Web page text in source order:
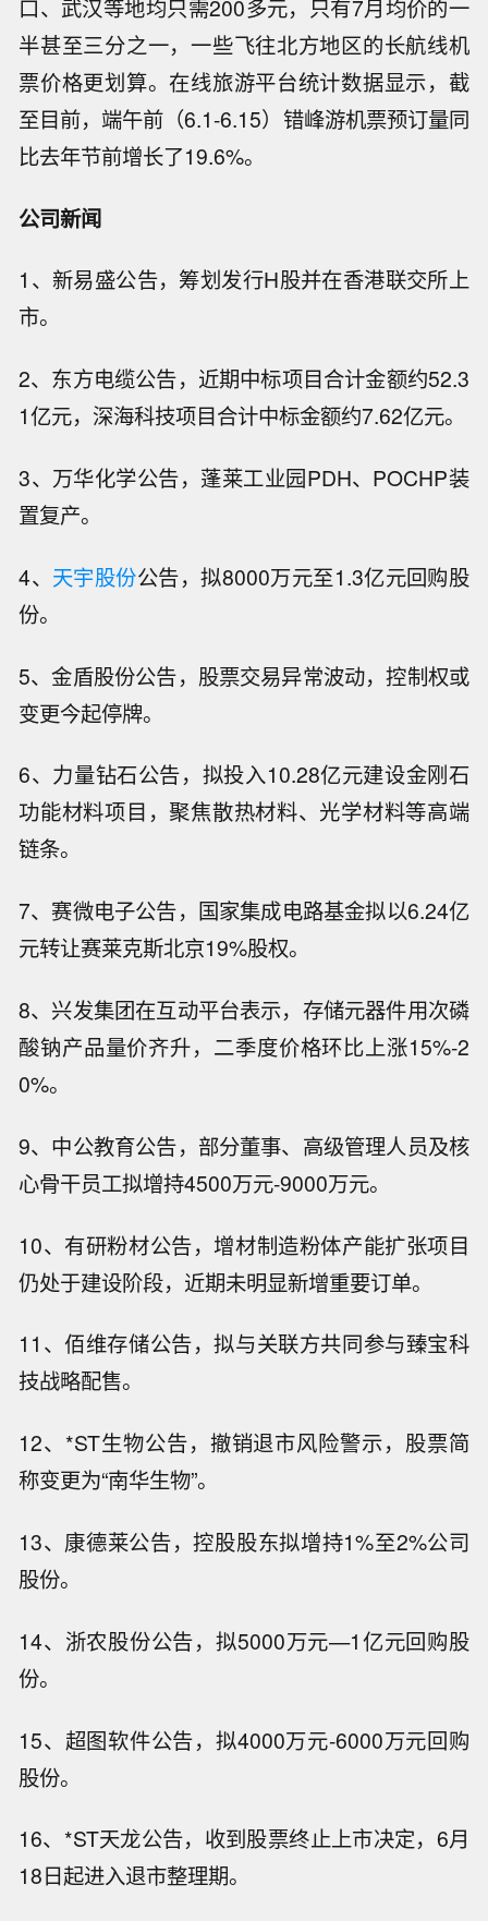
口、武汉等地均只需200多元，只有7月均价的一
半甚至三分之一，一些飞往北方地区的长航线机
票价格更划算。在线旅游平台统计数据显示，截
至目前，端午前（6.1-6.15）错峰游机票预订量同
比去年节前增长了19.6%。
公司新闻
1、新易盛公告，筹划发行H股并在香港联交所上
市。
2、东方电缆公告，近期中标项目合计金额约52.3
1亿元，深海科技项目合计中标金额约7.62亿元。
3、万华化学公告，蓬莱工业园PDH、POCHP装
置复产。
4、 天宇股份公告，拟8000万元至1.3亿元回购股
份。
5、金盾股份公告，股票交易异常波动，控制权或
变更今起停牌。
6、力量钻石公告，拟投入10.28亿元建设金刚石
功能材料项目，聚焦散热材料、光学材料等高端
链条。
7、赛微电子公告，国家集成电路基金拟以6.24亿
元转让赛莱克斯北京19%股权。
8、兴发集团在互动平台表示，存储元器件用次磷
酸钠产品量价齐升，二季度价格环比上涨15%-2
0%。
9、中公教育公告，部分董事、高级管理人员及核
心骨干员工拟增持4500万元-9000万元。
10、有研粉材公告，增材制造粉体产能扩张项目
仍处于建设阶段，近期未明显新增重要订单。
11、佰维存储公告，拟与关联方共同参与臻宝科
技战略配售。
12、*ST生物公告，撤销退市风险警示，股票简
称变更为“南华生物”。
13、康德莱公告，控股股东拟增持1%至2%公司
股份。
14、浙农股份公告，拟5000万元—1亿元回购股
份。
15、超图软件公告，拟4000万元-6000万元回购
股份。
16、*ST天龙公告，收到股票终止上市决定，6月
18日起进入退市整理期。